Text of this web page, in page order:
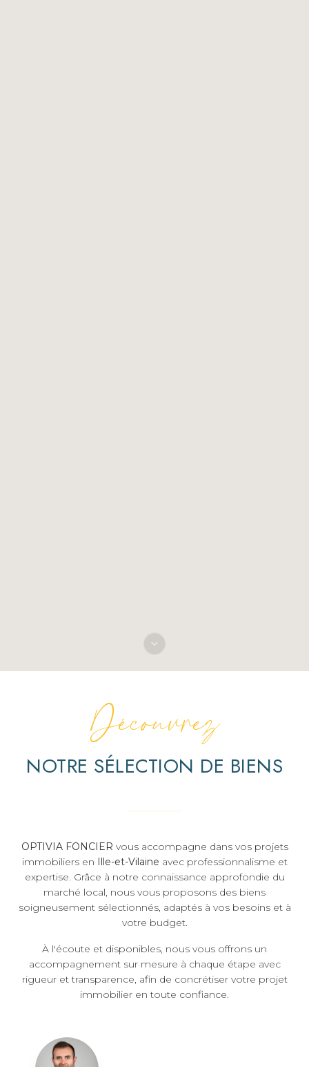
Découvrez
NOTRE SÉLECTION DE BIENS
OPTIVIA FONCIER vous accompagne dans vos projets
immobiliers en Ille-et-Vilaine avec professionnalisme et
expertise. Grâce à notre connaissance approfondie du
marché local, nous vous proposons des biens
soigneusement sélectionnés, adaptés à vos besoins et à
votre budget.
À l'écoute et disponibles, nous vous offrons un
accompagnement sur mesure à chaque étape avec
rigueur et transparence, afin de concrétiser votre projet
immobilier en toute confiance.